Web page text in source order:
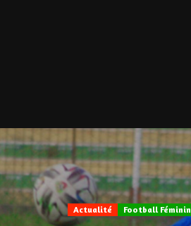
Actualité Football Féminin